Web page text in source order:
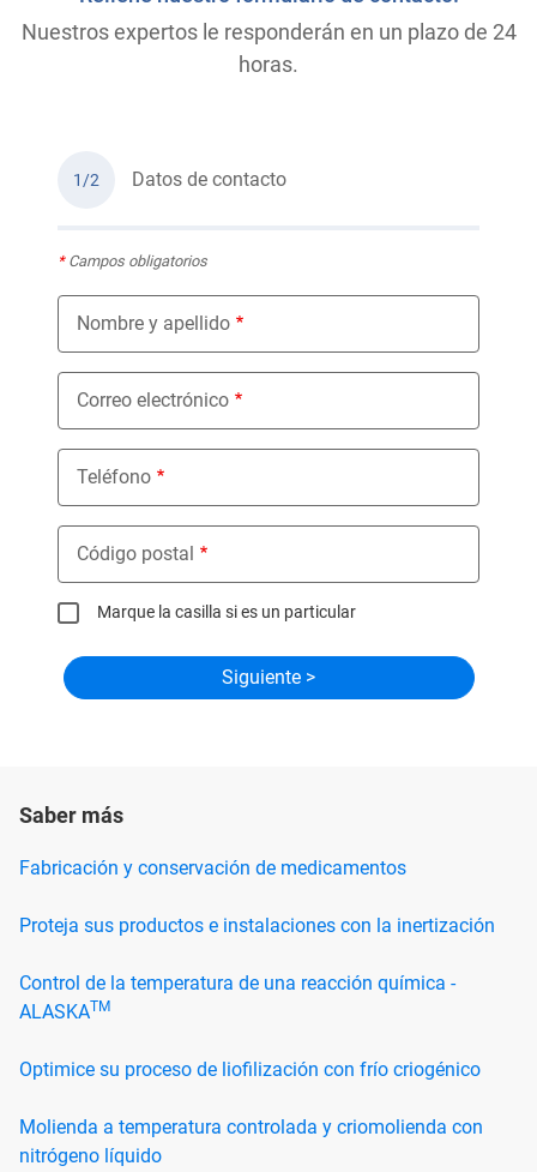
Nuestros expertos le responderán en un plazo de 24
horas.
1/2 Datos de contacto
*Campos obligatorios
Nombre y apellido
Correo electrónico
Teléfono
Código postal
Marque la casilla si es un particular
Saber más
Fabricación y conservación de medicamentos
Proteja sus productos e instalaciones con la inertización
Control de la temperatura de una reacción química -
ALASKATM
Optimice su proceso de liofilización con frío criogénico
Molienda a temperatura controlada y criomolienda con
nitrógeno líquido